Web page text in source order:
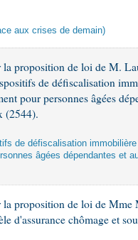
aux crises de demain)
proposition de loi de M.
de défiscalisation
pour personnes âgées
(2544).
de défiscalisation
âgées dépendantes et
proposition de loi de Mme
d'assurance chômage et